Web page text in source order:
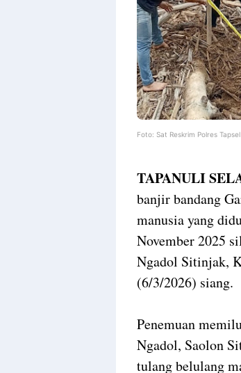
Foto: Sat Reskrim Polres
TAPANULI
banjir bandang
manusia yang
November 2025
Ngadol Sitinjak,
(6/3/2026) siang.
​Penemuan
Ngadol, Saolon
tulang belulang